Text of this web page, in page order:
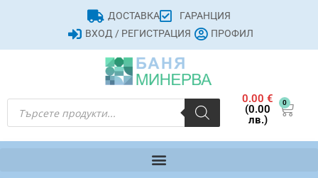
ДОСТАВКА
ГАРАНЦИЯ
ВХОД / РЕГИСТРАЦИЯ
ПРОФИЛ
0.00€
(0.00
лв.)
0